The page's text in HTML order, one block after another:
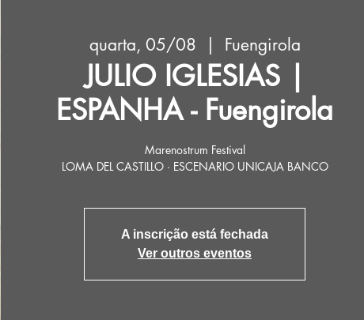
quarta, 05/08
  |
Fuengirola
JULIO IGLESIAS |
ESPANHA - Fuengirola
Marenostrum Festival
LOMA DEL CASTILLO · ESCENARIO UNICAJA BANCO
A inscrição está fechada
Ver outros eventos